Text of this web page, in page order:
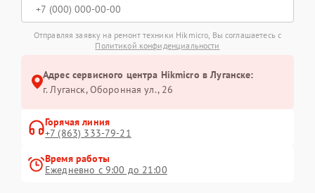
Отправляя заявку на ремонт техники Hikmicro, Вы соглашаетесь с
Политикой конфиденциальности
Адрес сервисного центра Hikmicro в Луганске:
г. Луганск, Оборонная ул., 26
Горячая линия
+7 (863) 333-79-21
Время работы
Ежедневно с 9:00 до 21:00